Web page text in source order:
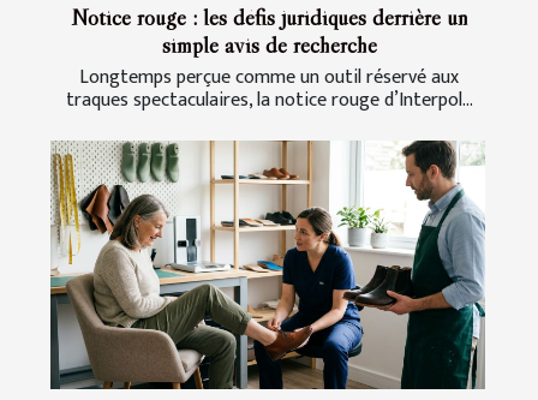
Notice rouge : les défis juridiques derrière un
simple avis de recherche
Longtemps perçue comme un outil réservé aux
traques spectaculaires, la notice rouge d’Interpol...